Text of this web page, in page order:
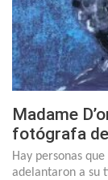
Madame
fotógrafa
Hay personas
adelantaron a su